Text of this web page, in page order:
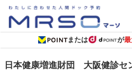
または が
日本健康増進財団 大阪健診セ